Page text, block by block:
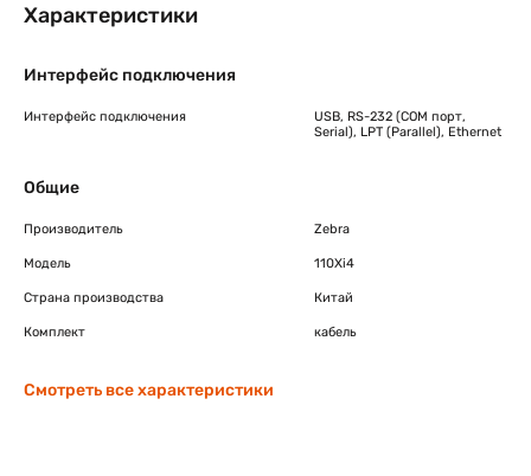
окончании ресурса красящей ленты и материалов для
Характеристики
Интерфейс подключения
Интерфейс подключения
USB, RS-232 (COM порт,
Serial), LPT (Parallel), Ethernet
Общие
Производитель Zebra
Модель 110Xi4
Страна производства Китай
Комплект кабель
Смотреть все характеристики